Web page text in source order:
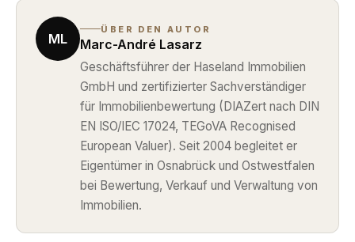
ML
ÜBER DEN AUTOR
Marc-André Lasarz
Geschäftsführer der Haseland Immobilien
GmbH und zertifizierter Sachverständiger
für Immobilienbewertung (DIAZert nach DIN
EN ISO/IEC 17024, TEGoVA Recognised
European Valuer). Seit 2004 begleitet er
Eigentümer in Osnabrück und Ostwestfalen
bei Bewertung, Verkauf und Verwaltung von
Immobilien.